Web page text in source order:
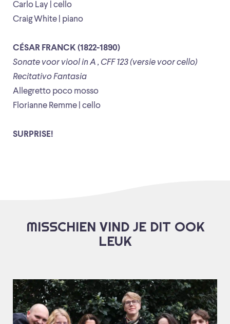
Carlo Lay | cello
Craig White | piano
CÉSAR FRANCK (1822-1890)
Sonate voor viool in A , CFF 123 (versie voor cello)
Recitativo Fantasia
Allegretto poco mosso
Florianne Remme | cello
SURPRISE!
MISSCHIEN VIND JE DIT OOK
LEUK